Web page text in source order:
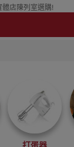
店陳列室選購!
打蛋器